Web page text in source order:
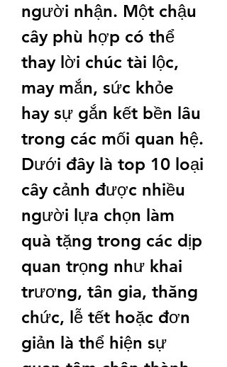
người nhận. Một chậu
cây phù hợp có thể
thay lời chúc tài lộc,
may mắn, sức khỏe
hay sự gắn kết bền lâu
trong các mối quan hệ.
Dưới đây là top 10 loại
cây cảnh được nhiều
người lựa chọn làm
quà tặng trong các dịp
quan trọng như khai
trương, tân gia, thăng
chức, lễ tết hoặc đơn
giản là thể hiện sự